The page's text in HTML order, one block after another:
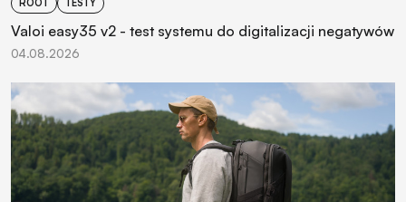
ROOT TESTY
Valoi easy35 v2 - test systemu do digitalizacji negatywów
04.08.2026